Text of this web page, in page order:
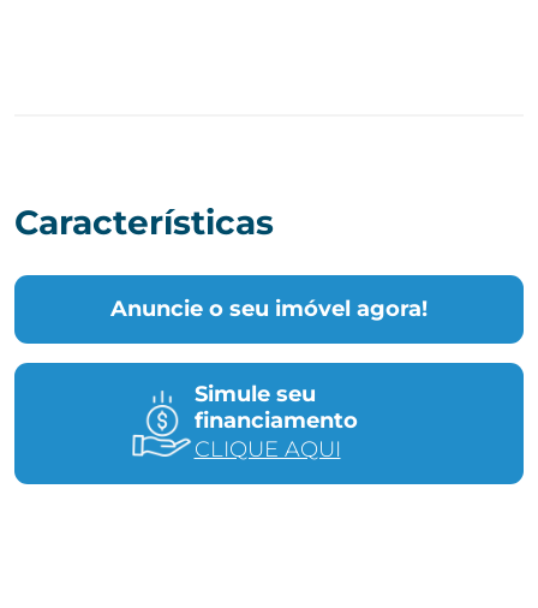
Anuncie o seu imóvel agora!
Simule seu
financiamento
CLIQUE AQUI
Características